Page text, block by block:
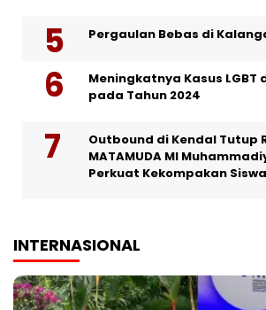
Pergaulan Bebas di
Meningkatnya Kasus LGBT
pada Tahun 2024
Outbound di Kendal Tutup
MATAMUDA MI
Perkuat Kekompakan
INTERNASIONAL